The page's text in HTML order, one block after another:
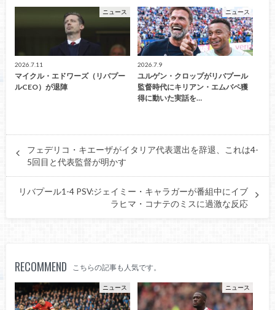
ニュース
2026.7.11
マイクル・エドワーズ（リバプー
ルCEO）が退陣
ニュース
2026.7.9
ユルゲン・クロップがリバプール
監督時代にキリアン・エムバペ獲
得に動いた実話を…
フェデリコ・キエーザがイタリア代表選出を辞退、これは4-
5回目と代表監督が明かす
リバプール1-4 PSV:ジェイミー・キャラガーが番組中にイブ
ラヒマ・コナテのミスに過激な反応
RECOMMEND こちらの記事も人気です。
ニュース ニュース